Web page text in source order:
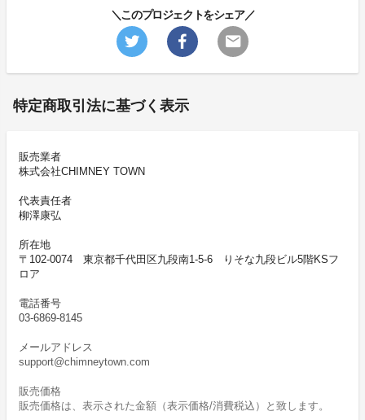
＼このプロジェクトをシェア／
特定商取引法に基づく表示
販売業者
株式会社CHIMNEY TOWN
代表責任者
柳澤康弘
所在地
〒102-0074 東京都千代田区九段南1-5-6 りそな九段ビル5階KSフ
ロア
電話番号
03-6869-8145
メールアドレス
support@chimneytown.com
販売価格
販売価格は、表示された金額（表示価格/消費税込）と致します。